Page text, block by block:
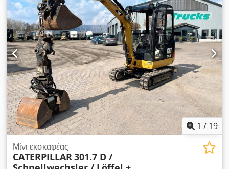
1 / 19
Μίνι εκσκαφέας
CATERPILLAR301.7 D /